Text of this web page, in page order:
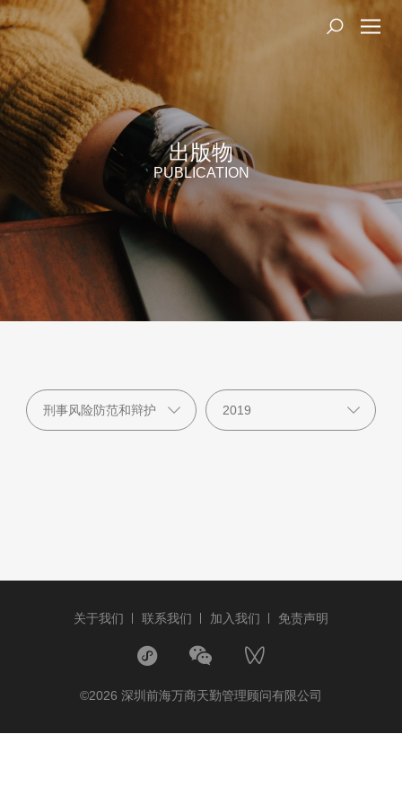
出版物
PUBLICATION
关于我们 联系我们 加入我们 免责声明
©2026 深圳前海万商天勤管理顾问有限公司